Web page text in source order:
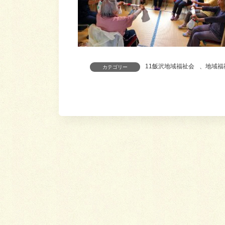
カテゴリー 11飯沢地域福祉会 、 地域福